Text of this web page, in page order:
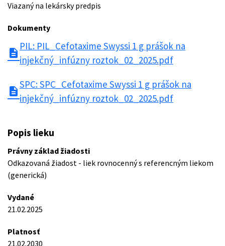
Viazaný na lekársky predpis
Dokumenty
description
PIL: PIL_Cefotaxime Swyssi 1 g prášok na
injekčný_infúzny roztok_02_2025.pdf
description
SPC: SPC_Cefotaxime Swyssi 1 g prášok na
injekčný_infúzny roztok_02_2025.pdf
Popis lieku
Právny základ žiadosti
Odkazovaná žiadost - liek rovnocenný s referencným liekom
(generická)
Vydané
21.02.2025
Platnosť
21.02.2030